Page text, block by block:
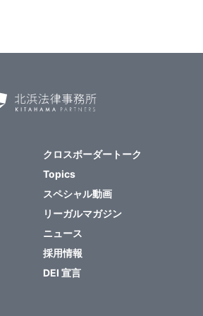
クロスボーダートーク
Topics
スペシャル動画
リーガルマガジン
ニュース
採用情報
DEI 宣言